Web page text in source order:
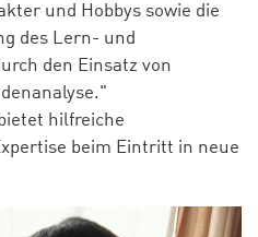
und Hobbys sowie die
des Lern- und
den Einsatz von
hilfreiche
beim Eintritt in neue